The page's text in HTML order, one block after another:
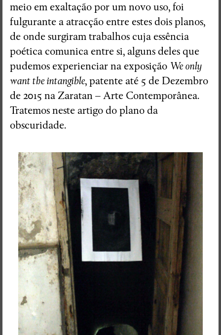
RedSkyFalls: Miscelânea #3
Ensaio Visual + Autor em residência
THE GROUND SWAM TO THE
SURFACE
Susana Mouzinho
Wrong Wrong n.27
Avenidas
meio em exaltação por um novo uso, foi
fulgurante a atracção entre estes dois planos,
de onde surgiram trabalhos cuja essência
poética comunica entre si, alguns deles que
pudemos experienciar na exposição We only
want the intangible, patente até 5 de Dezembro
de 2015 na Zaratan – Arte Contemporânea.
Tratemos neste artigo do plano da
obscuridade.